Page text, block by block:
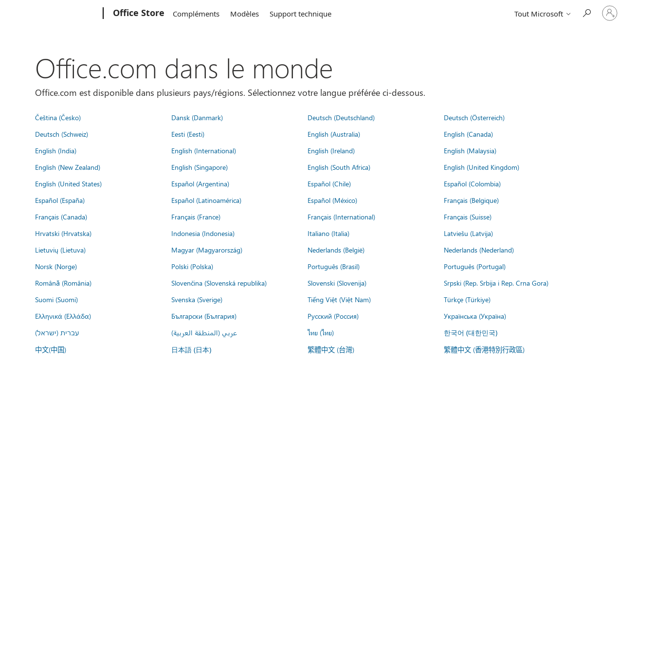
Office Store Compléments Modèles Support technique Tout Microsoft
Connectez-
vous
Office.com dans le monde
Office.com est disponible dans plusieurs pays/régions. Sélectionnez votre langue préférée ci-dessous.
Čeština (Česko) Dansk (Danmark) Deutsch (Deutschland)
Deutsch (Österreich)
Deutsch (Schweiz)
Eesti (Eesti) English (Australia)
English (Canada)
English (India)
English (International) English (Ireland)
English (Malaysia)
English (New Zealand)
English (Singapore) English (South Africa)
English (United Kingdom)
English (United States)
Español (Argentina) Español (Chile)
Español (Colombia)
Español (España)
Español (Latinoamérica) Español (México)
Français (Belgique)
Français (Canada)
Français (France) Français (International)
Français (Suisse)
Hrvatski (Hrvatska)
Indonesia (Indonesia) Italiano (Italia)
Latviešu (Latvija)
Lietuvių (Lietuva)
Magyar (Magyarország) Nederlands (België)
Nederlands (Nederland)
Norsk (Norge)
Polski (Polska) Português (Brasil)
Português (Portugal)
Română (România)
Slovenčina (Slovenská republika) Slovenski (Slovenija)
Srpski (Rep. Srbija i Rep. Crna Gora)
Suomi (Suomi)
Svenska (Sverige) Tiếng Việt (Việt Nam)
Türkçe (Türkiye)
Ελληνικά (Ελλάδα)
Български (България) Русский (Россия)
Українська (Україна)
עברית (ישראל)
عربي (المنطقة العربية) ไทย (ไทย) 한국어 (대한민국)
中文(中国) 日本語 (日本) 繁體中文 (台灣) 繁體中文 (香港特別行政區)